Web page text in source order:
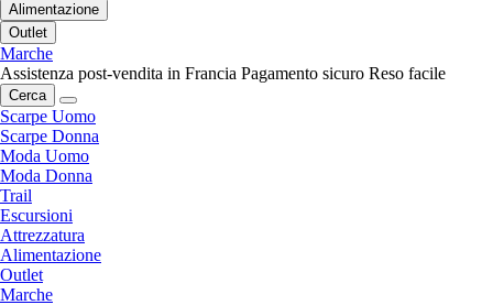
Alimentazione
Outlet
Marche
Assistenza post-vendita in Francia Pagamento sicuro Reso facile
Cerca
Scarpe Uomo
Scarpe Donna
Moda Uomo
Moda Donna
Trail
Escursioni
Attrezzatura
Alimentazione
Outlet
Marche